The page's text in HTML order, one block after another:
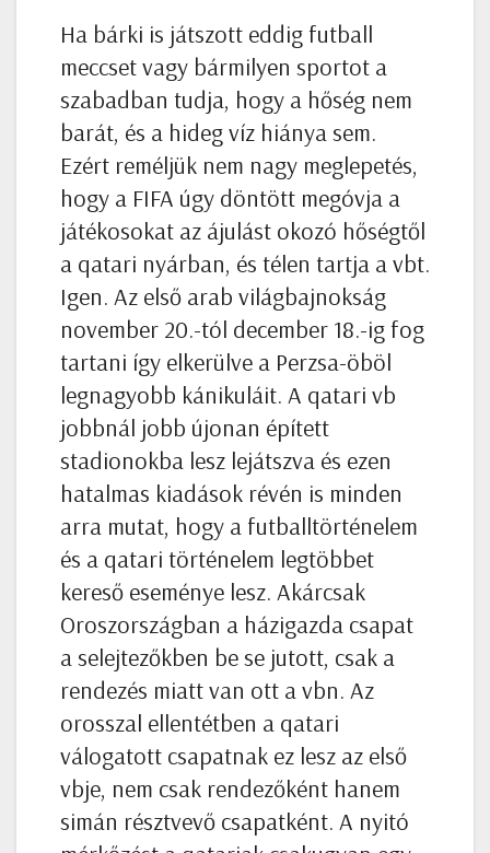
Ha bárki is játszott eddig futball
meccset vagy bármilyen sportot a
szabadban tudja, hogy a hőség nem
barát, és a hideg víz hiánya sem.
Ezért reméljük nem nagy meglepetés,
hogy a FIFA úgy döntött megóvja a
játékosokat az ájulást okozó hőségtől
a qatari nyárban, és télen tartja a vbt.
Igen. Az első arab világbajnokság
november 20.-tól december 18.-ig fog
tartani így elkerülve a Perzsa-öböl
legnagyobb kánikuláit. A qatari vb
jobbnál jobb újonan épített
stadionokba lesz lejátszva és ezen
hatalmas kiadások révén is minden
arra mutat, hogy a futballtörténelem
és a qatari történelem legtöbbet
kereső eseménye lesz. Akárcsak
Oroszországban a házigazda csapat
a selejtezőkben be se jutott, csak a
rendezés miatt van ott a vbn. Az
orosszal ellentétben a qatari
válogatott csapatnak ez lesz az első
vbje, nem csak rendezőként hanem
simán résztvevő csapatként. A nyitó